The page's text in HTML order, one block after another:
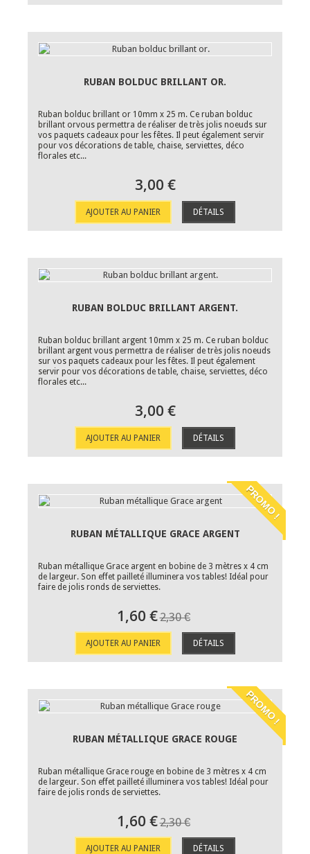
RUBAN BOLDUC BRILLANT OR.
Ruban bolduc brillant or 10mm x 25 m. Ce ruban bolduc
brillant orvous permettra de réaliser de très jolis noeuds sur
vos paquets cadeaux pour les fêtes. Il peut également servir
pour vos décorations de table, chaise, serviettes, déco
florales etc...
3,00 €
AJOUTER AU PANIER DÉTAILS
RUBAN BOLDUC BRILLANT ARGENT.
Ruban bolduc brillant argent 10mm x 25 m. Ce ruban bolduc
brillant argent vous permettra de réaliser de très jolis noeuds
sur vos paquets cadeaux pour les fêtes. Il peut également
servir pour vos décorations de table, chaise, serviettes, déco
florales etc...
3,00 €
AJOUTER AU PANIER DÉTAILS
PROMO !
RUBAN MÉTALLIQUE GRACE ARGENT
Ruban métallique Grace argent en bobine de 3 mètres x 4 cm
de largeur. Son effet pailleté illuminera vos tables! Idéal pour
faire de jolis ronds de serviettes.
1,60 €2,30 €
AJOUTER AU PANIER DÉTAILS
PROMO !
RUBAN MÉTALLIQUE GRACE ROUGE
Ruban métallique Grace rouge en bobine de 3 mètres x 4 cm
de largeur. Son effet pailleté illuminera vos tables! Idéal pour
faire de jolis ronds de serviettes.
1,60 €2,30 €
AJOUTER AU PANIER DÉTAILS